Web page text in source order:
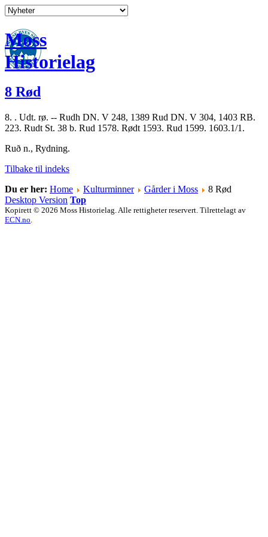
Moss
Historielag
8 Rød
8. . Udt. rø. -- Rudh DN. V 248, 1389 Rud DN. V 304, 1403 RB.
223. Rudt St. 38 b. Rud 1578. Rødt 1593. Rud 1599. 1603.1/1.
Ruð n., Rydning.
Tilbake til indeks
Du er her: Home Kulturminner Gårder i Moss
8 Rød
Desktop Version Top
Kopirett © 2026 Moss Historielag. Alle rettigheter reservert. Tilrettelagt av
ECN.no